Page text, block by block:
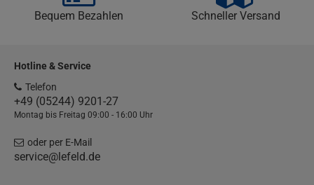
Bequem Bezahlen Schneller Versand
Hotline & Service
Telefon
+49 (05244) 9201-27
Montag bis Freitag 09:00 - 16:00 Uhr
oder per E-Mail
service@lefeld.de